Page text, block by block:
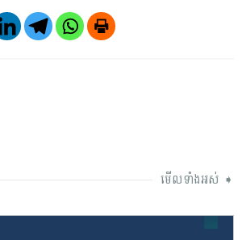
មើលទាំងអស់ ➧